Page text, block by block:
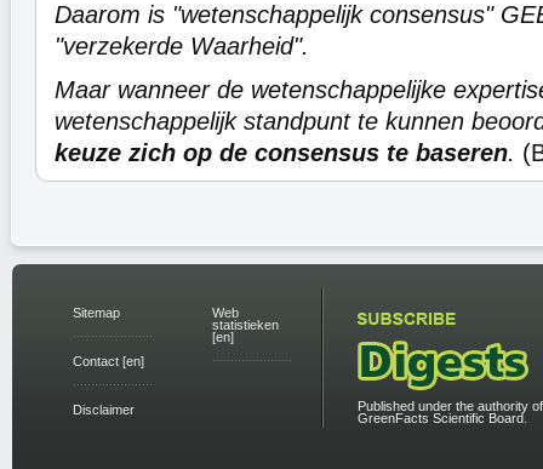
Daarom is "wetenschappelijk consensus"
"verzekerde Waarheid".
Maar wanneer de wetenschappelijke
wetenschappelijk standpunt te kunnen
keuze zich op de consensus te baseren.
Sitemap
Contact [en]
Disclaimer
Web
statistieken
[en]
Published under the authority
GreenFacts Scientific Board.